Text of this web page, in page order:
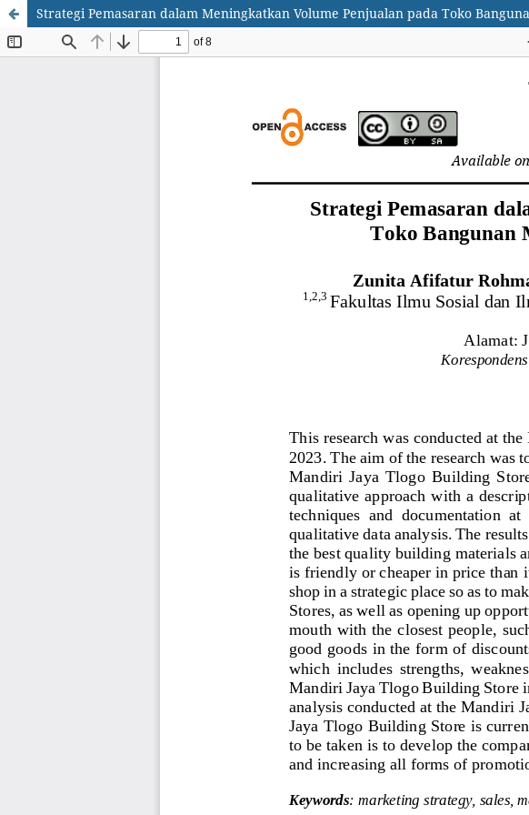
Strategi Pemasaran dalam Meningkatkan Volume Penjualan pada Toko